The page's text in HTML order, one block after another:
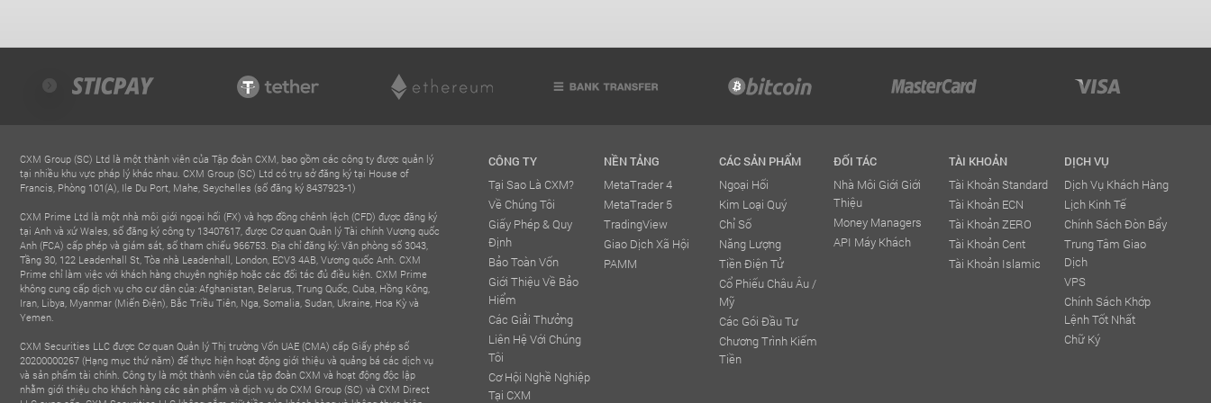
CXM Group (SC) Ltd là một thành viên của Tập đoàn CXM, bao gồm các công ty được quản lý
tại nhiều khu vực pháp lý khác nhau. CXM Group (SC) Ltd có trụ sở đăng ký tại House of
Francis, Phòng 101(A), Ile Du Port, Mahe, Seychelles (số đăng ký 8437923-1)
CXM Prime Ltd là một nhà môi giới ngoại hối (FX) và hợp đồng chênh lệch (CFD) được đăng ký
tại Anh và xứ Wales, số đăng ký công ty 13407617, được Cơ quan Quản lý Tài chính Vương quốc
Anh (FCA) cấp phép và giám sát, số tham chiếu 966753. Địa chỉ đăng ký: Văn phòng số 3043,
Tầng 30, 122 Leadenhall St, Tòa nhà Leadenhall, London, ECV3 4AB, Vương quốc Anh. CXM
Prime chỉ làm việc với khách hàng chuyên nghiệp hoặc các đối tác đủ điều kiện. CXM Prime
không cung cấp dịch vụ cho cư dân của: Afghanistan, Belarus, Trung Quốc, Cuba, Hồng Kông,
Iran, Libya, Myanmar (Miến Điện), Bắc Triều Tiên, Nga, Somalia, Sudan, Ukraine, Hoa Kỳ và
Yemen.
CXM Securities LLC được Cơ quan Quản lý Thị trường Vốn UAE (CMA) cấp Giấy phép số
20200000267 (Hạng mục thứ năm) để thực hiện hoạt động giới thiệu và quảng bá các dịch vụ
và sản phẩm tài chính. Công ty là một thành viên của tập đoàn CXM và hoạt động độc lập
nhằm giới thiệu cho khách hàng các sản phẩm và dịch vụ do CXM Group (SC) và CXM Direct
CÔNG TY
Tại Sao Là CXM?
Về Chúng Tôi
Giấy Phép & Quy
Định
Bảo Toàn Vốn
Giới Thiệu Về Bảo
Hiểm
Các Giải Thưởng
Liên Hệ Với Chúng
Tôi
Cơ Hội Nghề Nghiệp
Tại CXM
NỀN TẢNG
MetaTrader 4
MetaTrader 5
TradingView
Giao Dịch Xã Hội
PAMM
CÁC SẢN PHẨM
Ngoại Hối
Kim Loại Quý
Chỉ Số
Năng Lượng
Tiền Điện Tử
Cổ Phiếu Châu Âu /
Mỹ
Các Gói Đầu Tư
Chương Trình Kiếm
Tiền
ĐỐI TÁC
Nhà Môi Giới Giới
Thiệu
Money Managers
API Máy Khách
TÀI KHOẢN
Tài Khoản Standard
Tài Khoản ECN
Tài Khoản ZERO
Tài Khoản Cent
Tài Khoản Islamic
DỊCH VỤ
Dịch Vụ Khách Hàng
Lịch Kinh Tế
Chính Sách Đòn Bẩy
Trung Tâm Giao
Dịch
VPS
Chính Sách Khớp
Lệnh Tốt Nhất
Chữ Ký